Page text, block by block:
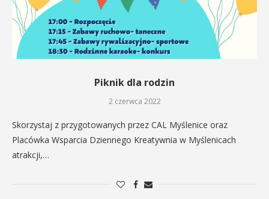
Piknik dla rodzin
2 czerwca 2022
Skorzystaj z przygotowanych przez CAL Myślenice oraz
Placówka Wsparcia Dziennego Kreatywnia w Myślenicach
atrakcji,…